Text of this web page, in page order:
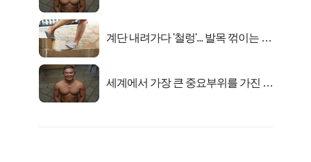
계단 내려가다 '철렁'... 발목 꺾이는 이
세계에서 가장 큰 중요부위를 가진 남